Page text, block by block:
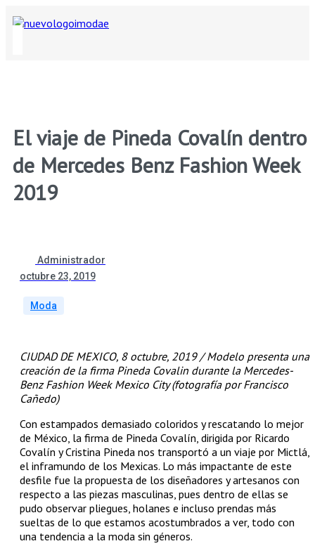
El viaje de Pineda Covalín dentro
de Mercedes Benz Fashion Week
2019
Administrador
octubre 23, 2019
Moda
CIUDAD DE MEXICO, 8 octubre, 2019 / Modelo presenta una
creación de la firma Pineda Covalin durante la Mercedes-
Benz Fashion Week Mexico City (fotografía por Francisco
Cañedo)
Con estampados demasiado coloridos y rescatando lo mejor
de México, la firma de Pineda Covalín, dirigida por Ricardo
Covalín y Cristina Pineda nos transportó a un viaje por Mictlá,
el inframundo de los Mexicas. Lo más impactante de este
desfile fue la propuesta de los diseñadores y artesanos con
respecto a las piezas masculinas, pues dentro de ellas se
pudo observar pliegues, holanes e incluso prendas más
sueltas de lo que estamos acostumbrados a ver, todo con
una tendencia a la moda sin géneros.